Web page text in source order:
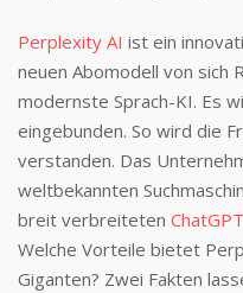
Perplexity AI ist ein
neuen Abomodell von sich
modernste Sprach-KI. Es
eingebunden. So wird die
verstanden. Das
weltbekannten
breit verbreiteten ChatGPT
Welche Vorteile bietet
Giganten? Zwei Fakten